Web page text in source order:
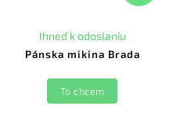
Pánska mikina Brada
Ihneď k odoslaniu
To chcem